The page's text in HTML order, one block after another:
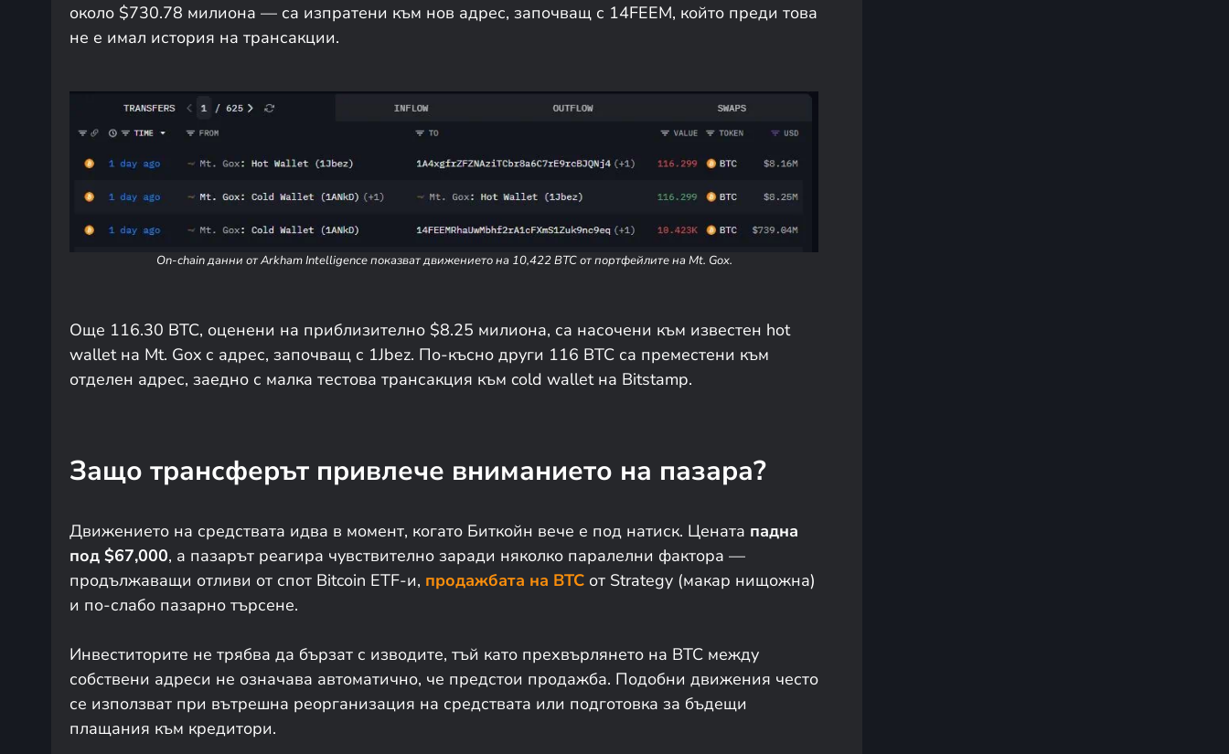
около $730.78 милиона — са изпратени към нов адрес, започващ с 14FEEM, който преди това
не е имал история на трансакции.
On-chain данни от Arkham Intelligence показват движението на 10,422 BTC от портфейлите на Mt. Gox.
Още 116.30 BTC, оценени на приблизително $8.25 милиона, са насочени към известен hot
wallet на Mt. Gox с адрес, започващ с 1Jbez. По-късно други 116 BTC са преместени към
отделен адрес, заедно с малка тестова трансакция към cold wallet на Bitstamp.
Защо трансферът привлече вниманието на пазара?
Движението на средствата идва в момент, когато Биткойн вече е под натиск. Цената падна
под $67,000, а пазарът реагира чувствително заради няколко паралелни фактора —
продължаващи отливи от спот Bitcoin ETF-и, продажбата на BTC от Strategy (макар нищожна)
и по-слабо пазарно търсене.
Инвеститорите не трябва да бързат с изводите, тъй като прехвърлянето на BTC между
собствени адреси не означава автоматично, че предстои продажба. Подобни движения често
се използват при вътрешна реорганизация на средствата или подготовка за бъдещи
плащания към кредитори.